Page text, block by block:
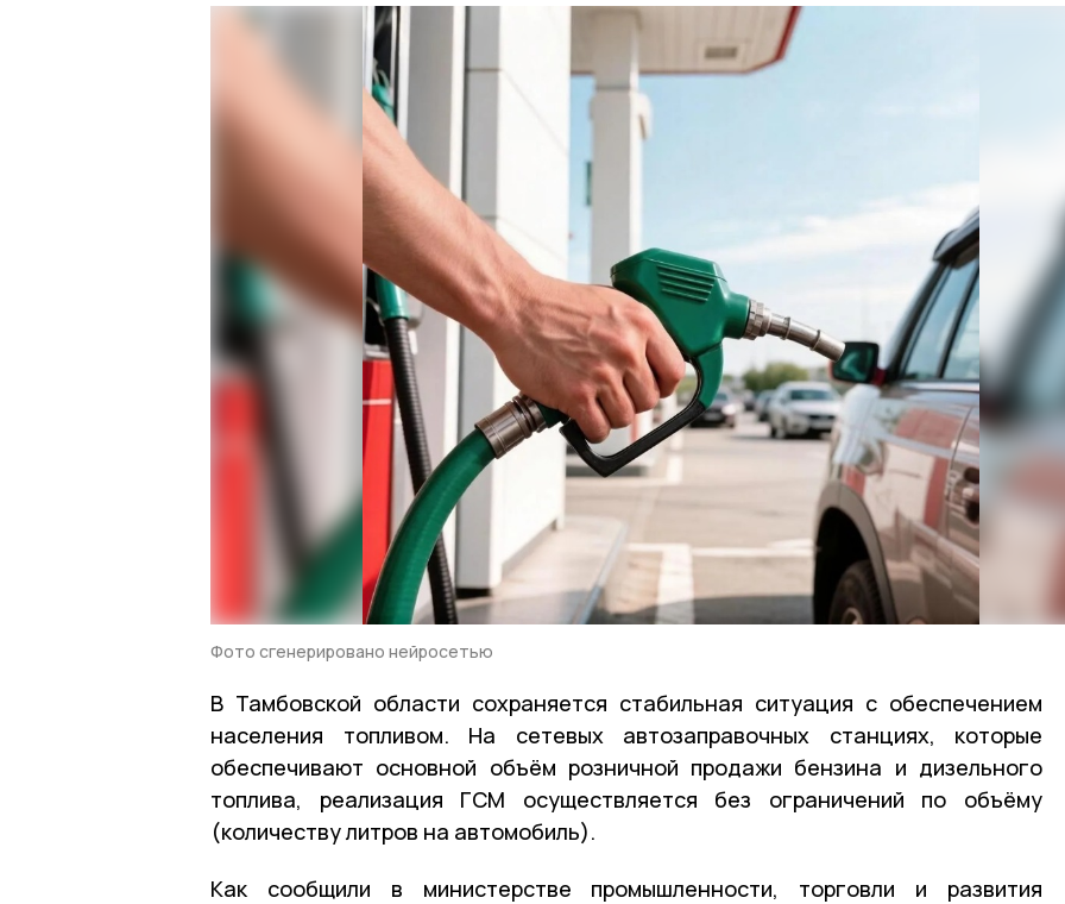
Фото сгенерировано нейросетью
В Тамбовской области сохраняется стабильная ситуация с обеспечением
населения топливом. На сетевых автозаправочных станциях, которые
обеспечивают основной объём розничной продажи бензина и дизельного
топлива, реализация ГСМ осуществляется без ограничений по объёму
(количеству литров на автомобиль).
Как сообщили в министерстве промышленности, торговли и развития